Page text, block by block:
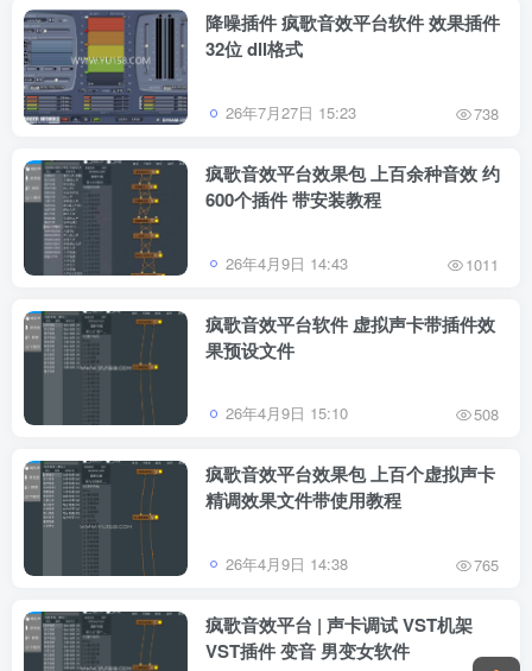
降噪插件 疯歌音效平台软件 效果插件
32位 dll格式
26年7月27日 15:23 738
疯歌音效平台效果包 上百余种音效 约
600个插件 带安装教程
26年4月9日 14:43 1011
疯歌音效平台软件 虚拟声卡带插件效
果预设文件
26年4月9日 15:10 508
疯歌音效平台效果包 上百个虚拟声卡
精调效果文件带使用教程
26年4月9日 14:38 765
疯歌音效平台 | 声卡调试 VST机架
VST插件 变音 男变女软件